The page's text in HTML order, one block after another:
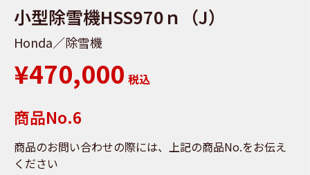
小型除雪機HSS970ｎ（J）
Honda／除雪機
¥470,000 税込
商品No.6
商品のお問い合わせの際には、上記の商品No.をお伝え
ください